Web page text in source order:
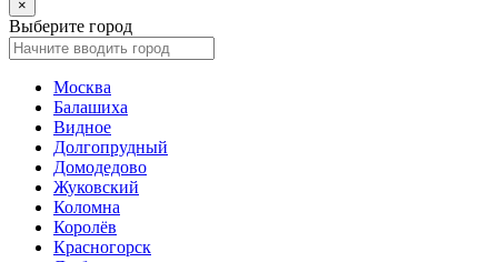
×
Выберите город
Москва
Балашиха
Видное
Долгопрудный
Домодедово
Жуковский
Коломна
Королёв
Красногорск